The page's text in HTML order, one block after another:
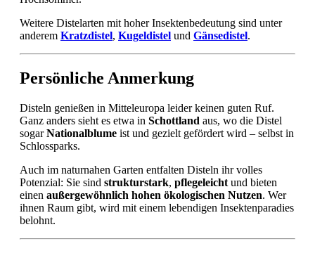
Weitere Distelarten mit hoher Insektenbedeutung sind unter
anderem Kratzdistel, Kugeldistel und Gänsedistel.
Persönliche Anmerkung
Disteln genießen in Mitteleuropa leider keinen guten Ruf.
Ganz anders sieht es etwa in Schottland aus, wo die Distel
sogarNationalblume ist und gezielt gefördert wird – selbst in
Schlossparks.
Auch im naturnahen Garten entfalten Disteln ihr volles
Potenzial: Sie sind strukturstark, pflegeleicht und bieten
einen außergewöhnlich hohen ökologischen Nutzen. Wer
ihnen Raum gibt, wird mit einem lebendigen Insektenparadies
belohnt.